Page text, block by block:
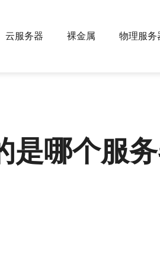
云服务器 裸金属 物理服务
是哪个服